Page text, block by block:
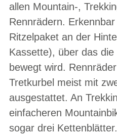
allen Mountain-,
Rennrädern.
Ritzelpaket an der
Kassette), über das
bewegt wird.
Tretkurbel meist mit
ausgestattet. An
einfacheren
sogar drei